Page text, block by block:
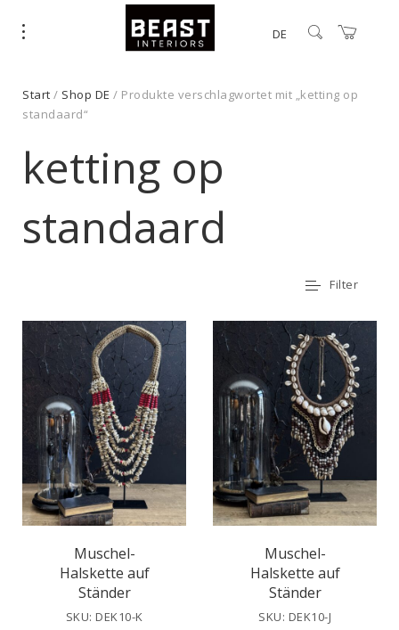
DE
Start / Shop DE / Produkte verschlagwortet mit „ketting op
standaard“
ketting op
standaard
Filter
Muschel-
Halskette auf
Ständer
SKU: DEK10-K
Muschel-
Halskette auf
Ständer
SKU: DEK10-J